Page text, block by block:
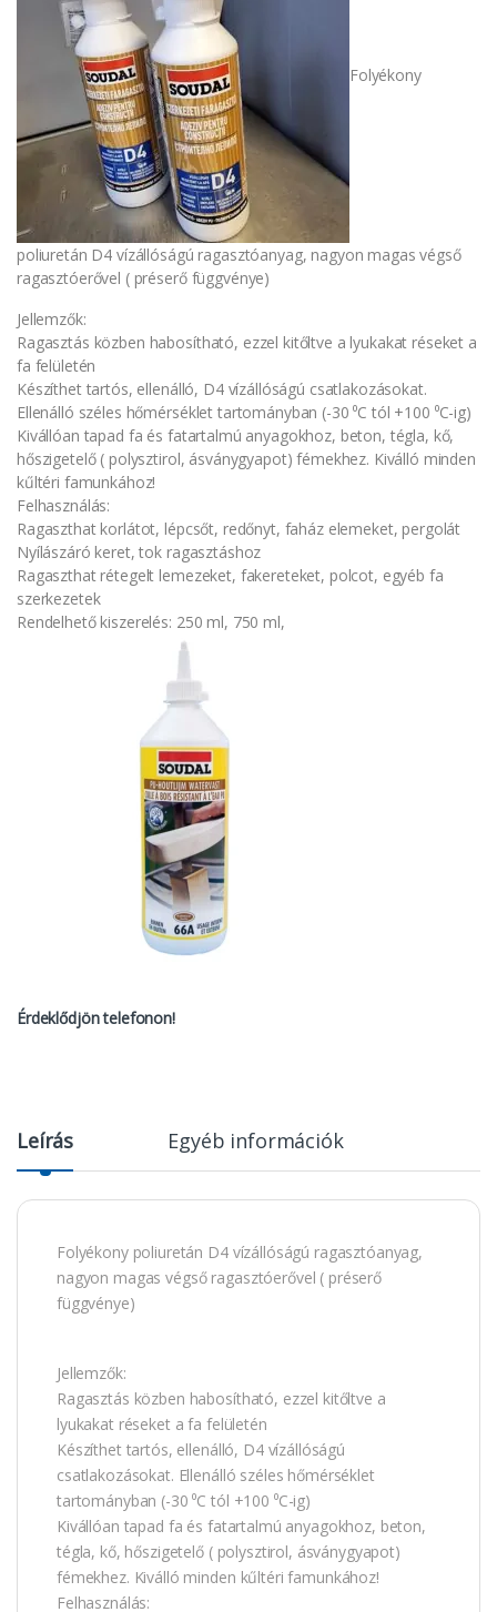
Folyékony
poliuretán D4 vízállóságú ragasztóanyag, nagyon magas végső
ragasztóerővel ( préserő függvénye)
Jellemzők:
Ragasztás közben habosítható, ezzel kitőltve a lyukakat réseket a
fa felületén
Készíthet tartós, ellenálló, D4 vízállóságú csatlakozásokat.
Ellenálló széles hőmérséklet tartományban (-30 ⁰C tól +100 ⁰C-ig)
Kivállóan tapad fa és fatartalmú anyagokhoz, beton, tégla, kő,
hőszigetelő ( polysztirol, ásványgyapot) fémekhez. Kiválló minden
kűltéri famunkához!
Felhasználás:
Ragaszthat korlátot, lépcsőt, redőnyt, faház elemeket, pergolát
Nyílászáró keret, tok ragasztáshoz
Ragaszthat rétegelt lemezeket, fakereteket, polcot, egyéb fa
szerkezetek
Rendelhető kiszerelés: 250 ml, 750 ml,
Érdeklődjön telefonon!
Leírás Egyéb információk
Folyékony poliuretán D4 vízállóságú ragasztóanyag,
nagyon magas végső ragasztóerővel ( préserő
függvénye)
Jellemzők:
Ragasztás közben habosítható, ezzel kitőltve a
lyukakat réseket a fa felületén
Készíthet tartós, ellenálló, D4 vízállóságú
csatlakozásokat. Ellenálló széles hőmérséklet
tartományban (-30 ⁰C tól +100 ⁰C-ig)
Kivállóan tapad fa és fatartalmú anyagokhoz, beton,
tégla, kő, hőszigetelő ( polysztirol, ásványgyapot)
fémekhez. Kiválló minden kűltéri famunkához!
Felhasználás: